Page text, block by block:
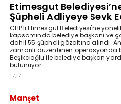
Etimesgut
Şüpheli Adliyeye Sevk
CHP'li Etimesgut Belediyesi'ne
kapsamında belediye başkanı ve
dahil 55 şüpheli gözaltına alındı.
zamanlı düzenlenen operasyonda
Beşikcioğlu ile belediye başkan
bulunuyor.
17:17
Manşet